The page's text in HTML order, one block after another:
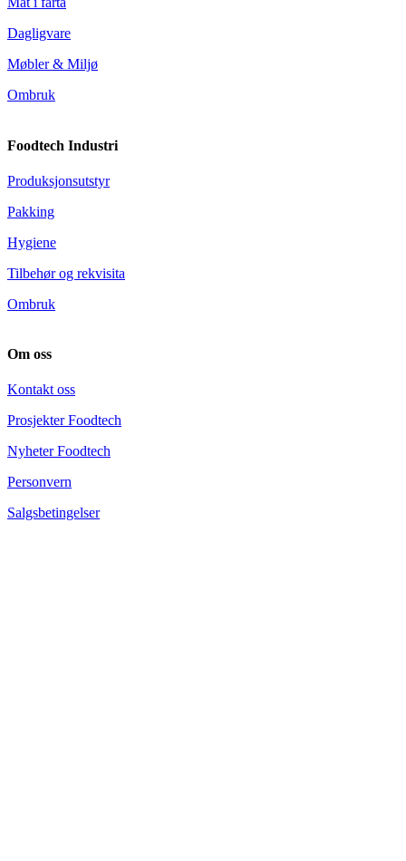
Dagligvare
Møbler & Miljø
Ombruk
Foodtech Industri
Produksjonsutstyr
Pakking
Hygiene
Tilbehør og rekvisita
Ombruk
Om oss
Kontakt oss
Prosjekter Foodtech
Nyheter Foodtech
Personvern
Salgsbetingelser